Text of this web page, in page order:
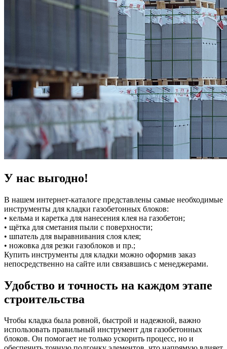
У нас выгодно!
В нашем интернет-каталоге представлены самые необходимые
инструменты для кладки газобетонных блоков:
• кельма и каретка для нанесения клея на газобетон;
• щётка для сметания пыли с поверхности;
• шпатель для выравнивания слоя клея;
• ножовка для резки газоблоков и пр.;
Купить инструменты для кладки можно оформив заказ
непосредственно на сайте или связавшись с менеджерами.
Удобство и точность на каждом этапе
строительства
Чтобы кладка была ровной, быстрой и надежной, важно
использовать правильный инструмент для газобетонных
блоков. Он помогает не только ускорить процесс, но и